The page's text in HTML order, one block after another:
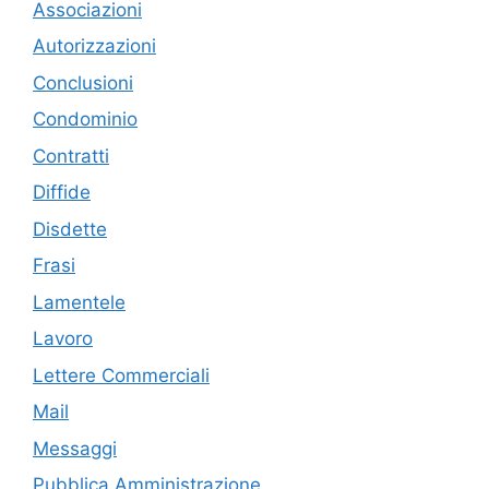
Associazioni
Autorizzazioni
Conclusioni
Condominio
Contratti
Diffide
Disdette
Frasi
Lamentele
Lavoro
Lettere Commerciali
Mail
Messaggi